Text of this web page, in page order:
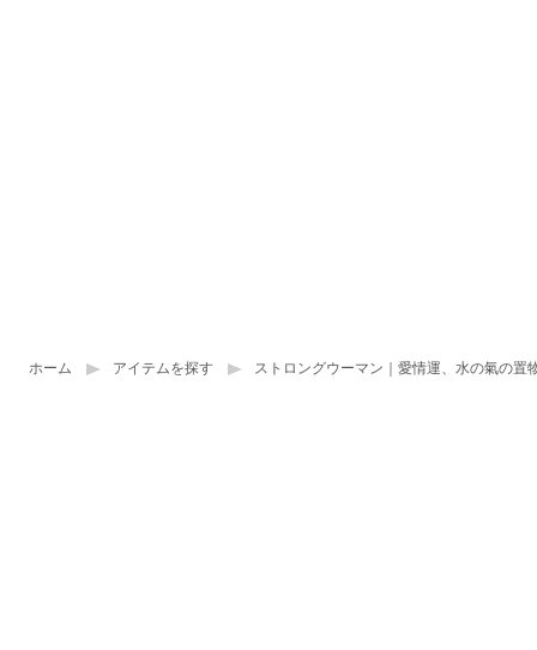
ホーム アイテムを探す ストロングウーマン｜愛情運、水の氣の置